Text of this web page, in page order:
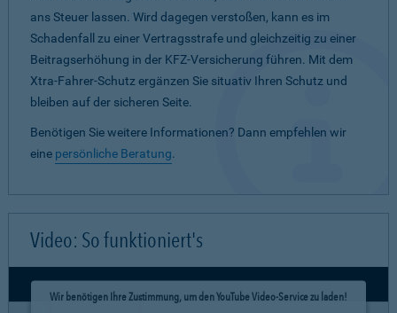
ans Steuer lassen. Wird dagegen verstoßen, kann es im
Schadenfall zu einer Vertragsstrafe und gleichzeitig zu einer
Beitragserhöhung in der KFZ-Versicherung führen. Mit dem
Xtra-Fahrer-Schutz ergänzen Sie situativ Ihren Schutz und
bleiben auf der sicheren Seite.
Benötigen Sie weitere Informationen? Dann empfehlen wir
eine persönliche Beratung.
Video: So funktioniert's
Wir benötigen Ihre Zustimmung, um den YouTube Video-Service zu laden!